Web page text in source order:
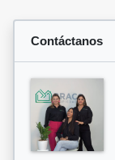
Contáctanos